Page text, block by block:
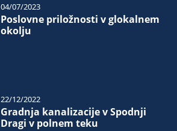
Poslovne priložnosti v glokalnem
okolju
04/07/2023
Gradnja kanalizacije v Spodnji
Dragi v polnem teku
22/12/2022